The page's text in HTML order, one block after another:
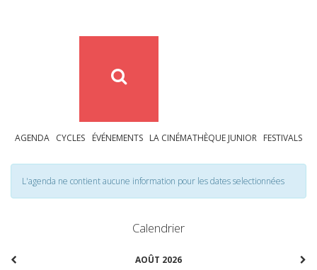
AGENDA CYCLES ÉVÉNEMENTS LA CINÉMATHÈQUE JUNIOR FESTIVALS
L'agenda ne contient aucune information pour les dates selectionnées
Calendrier
AOÛT 2026